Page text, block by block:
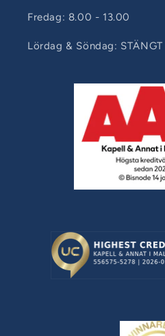
Fredag: 8.00 - 13.00
Lördag & Söndag: STÄNGT